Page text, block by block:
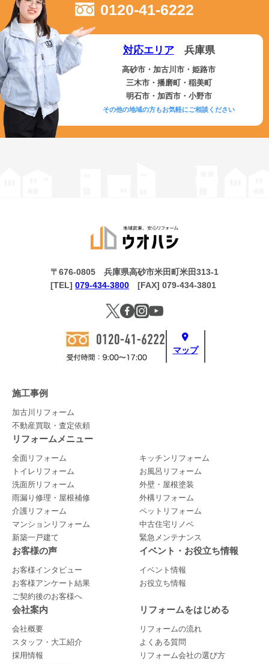
0120-41-6222
対応エリア兵庫県
高砂市・加古川市・姫路市
三木市・播磨町・稲美町
明石市・加西市・小野市
その他の地域の方もお気軽にご相談ください
マップ
〒676-0805 兵庫県高砂市米田町米田313-1
[TEL] 079-434-3800 [FAX] 079-434-3801
施工事例
加古川リフォーム
不動産買取・査定依頼
リフォームメニュー
全面リフォーム
キッチンリフォーム
トイレリフォーム
お風呂リフォーム
洗面所リフォーム
外壁・屋根塗装
雨漏り修理・屋根補修
外構リフォーム
介護リフォーム
ペットリフォーム
マンションリフォーム
中古住宅リノベ
新築一戸建て
緊急メンテナンス
お客様の声
お客様インタビュー
お客様アンケート結果
ご契約後のお客様へ
イベント・お役立ち情報
イベント情報
お役立ち情報
会社案内
会社概要
スタッフ・大工紹介
採用情報
リフォームをはじめる
リフォームの流れ
よくある質問
リフォーム会社の選び方